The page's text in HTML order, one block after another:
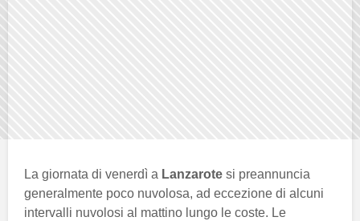
La giornata di venerdì a Lanzarote si preannuncia
generalmente poco nuvolosa, ad eccezione di alcuni
intervalli nuvolosi al mattino lungo le coste. Le